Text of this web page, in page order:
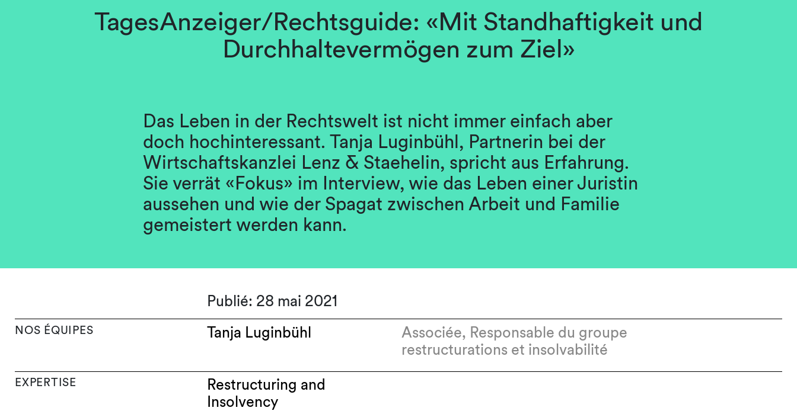
TagesAnzeiger/Rechtsguide: «Mit Standhaftigkeit und
Durchhaltevermögen zum Ziel»
Das Leben in der Rechtswelt ist nicht immer einfach aber
doch hochinteressant. Tanja Luginbühl, Partnerin bei der
Wirtschaftskanzlei Lenz & Staehelin, spricht aus Erfahrung.
Sie verrät «Fokus» im Interview, wie das Leben einer Juristin
aussehen und wie der Spagat zwischen Arbeit und Familie
gemeistert werden kann.
Publié: 28 mai 2021
NOS ÉQUIPES Tanja Luginbühl
Associée, Responsable du groupe
restructurations et insolvabilité
EXPERTISE
Restructuring and
Insolvency